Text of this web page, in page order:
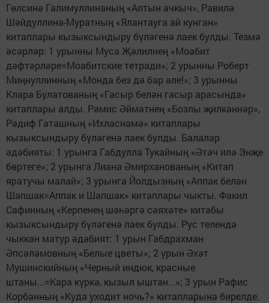
Гөлсинә Галимуллинаның «Алтын ачкыч», Равилә
Шәйдуллина-Муратның «Ялантауга ай кунган»
китаплары кызыксындыру бүләгенә лаек булды. Тезмә
әсәрләр: 1 урынны Муса Җәлилнең «Моабит
дәфтәрләре=Моабитские тетради»; 2 урынны Роберт
Миңнуллинның «Монда без дә бар әле!»; 3 урынны
Клара Булатованың «Гасыр белән гасыр арасында»
китаплары алды. Рәмис Әймәтнең «Бозлы җилкәннәр»,
Рәдиф Гаташның «Ихласнамә» китаплары
кызыксындыру бүләгенә лаек булды. Балалар
әдәбияты: 1 урынга Габдулла Тукайның «Әтәч илә Энҗе
бөртеге»; 2 урынга Лиана Әмирханованың «Китап
яратучы малай»; 3 урынга Йолдызның «Аппак белән
Шапшак=Аппак и Шапшак» китаплары чыкты. Факил
Сафинның «Керпенең шәһәргә сәяхәте» китабы
кызыксындыру бүләгенә лаек булды. Рус телендә
чыккан матур әдәбият: 1 урын Габдрахман
Әпсәләмовның «Белые цветы»; 2 урын Әхәт
Мушинскийның «Черный индюк, красные
штаны...=Кара күркә, кызыл ыштан...»; 3 урын Рафис
Корбанның «Куда уходит ночь?» китапларына бирелде.